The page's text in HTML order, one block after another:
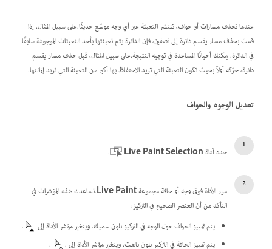
عندما تحذف مسارات أو حواف، تنتشر التعبئة عبر أي وجه موسّع حديثًا.على سبيل المثال، إذا
قمت بحذف مسار يقسم دائرة إلى نصفين، فإن الدائرة يتم تعبئتها بأحد التعبئات الموجودة سابقًا
في الدائرة. يمكنك أحيانًا المساعدة في توجيه النتيجة.على سبيل المثال، قبل حذف مسار يقسم
دائرة، حرّكه أولاً بحيث تكون التعبئة التي تريد الاحتفاظ بها أكبر من التعبئة التي تريد إزالتها.
تعديل الوجوه والحواف
حدد أداة Live Paint Selection
.
مرر الأداة فوق وجه أو حافة مجموعةLive Paint.تساعدك هذه المؤشرات في
التأكد من أن العنصر الصحيح في التركيز:
يتم تمييز الحواف حول الوجه في التركيز بلون سميك، ويتغير مؤشر الأداة إلى
.
يتم تمييز الحافة في التركيز بلون باهت، ويتغير مؤشر الأداة إلى .
.